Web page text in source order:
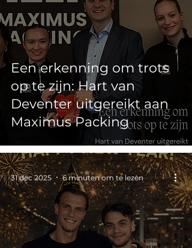
Een erkenning om trots
op te zijn: Hart van
Deventer uitgereikt aan
Maximus Packing
31 dec 2025 6 minuten om te lezen